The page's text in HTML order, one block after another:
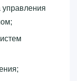
управления